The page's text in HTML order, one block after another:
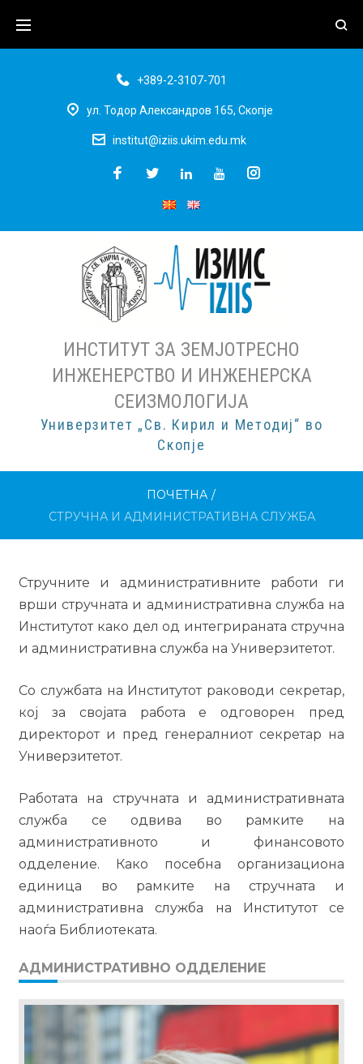
+389-2-3107-701
ул. Тодор Александров 165, Скопје
institut@iziis.ukim.edu.mk
ИНСТИТУТ ЗА ЗЕМЈОТРЕСНО
ИНЖЕНЕРСТВО И ИНЖЕНЕРСКА
СЕИЗМОЛОГИЈА
Универзитет „Св. Кирил и Методиј“ во
Скопје
ПОЧЕТНА /
СТРУЧНА И АДМИНИСТРАТИВНА СЛУЖБА
Стручните и административните работи ги
врши стручната и административна служба на
Институтот како дел од интегрираната стручна
и административна служба на Универзитетот.
Со службата на Институтот раководи секретар,
кој за својата работа е одговорен пред
директорот и пред генералниот секретар на
Универзитетот.
Работата на стручната и административната
служба се одвива во рамките на
административното и финансовото
одделение. Како посебна организациона
единица во рамките на стручната и
административна служба на Институтот се
наоѓа Библиотеката.
АДМИНИСТРАТИВНО ОДДЕЛЕНИЕ